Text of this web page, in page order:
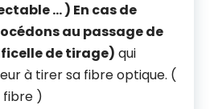
… ) En cas de
au passage de
de tirage) qui
à tirer sa fibre optique. (
fibre )